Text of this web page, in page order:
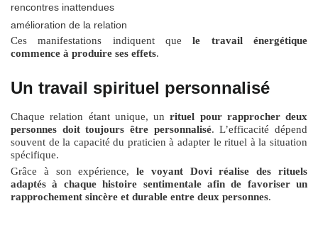
rencontres inattendues
amélioration de la relation
Ces manifestations indiquent quele travail énergétique
commence à produire ses effets.
Un travail spirituel personnalisé
Chaque relation étant unique, unrituel pour rapprocher deux
personnes doit toujours être personnalisé. L’efficacité dépend
souvent de la capacité du praticien à adapter le rituel à la situation
spécifique.
Grâce à son expérience,le voyant Dovi réalise des rituels
adaptés à chaque histoire sentimentale afin de favoriser un
rapprochement sincère et durable entre deux personnes.